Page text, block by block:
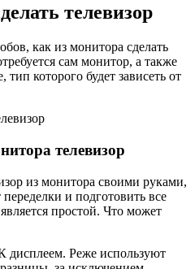
телевизор
как из монитора сделать
сам монитор, а также
которого будет зависеть от
телевизор
из монитора своими руками,
и подготовить все
простой. Что может
дисплеем. Реже используют